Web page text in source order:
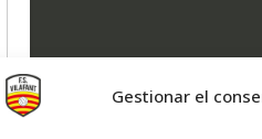
Gestionar el